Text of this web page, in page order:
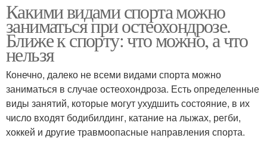
Какими видами спорта можно
заниматься при остеохондрозе.
Ближе к спорту: что можно, а что
нельзя
Конечно, далеко не всеми видами спорта можно
заниматься в случае остеохондроза. Есть определенные
виды занятий, которые могут ухудшить состояние, в их
число входят бодибилдинг, катание на лыжах, регби,
хоккей и другие травмоопасные направления спорта.